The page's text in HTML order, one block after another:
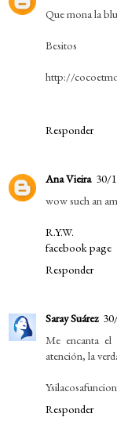
Que mona la
Besitos
http://
Responder
Ana Vieira 30/
wow such an
R.Y.W.
facebook page
Responder
Saray Suárez
Me encanta
atención, la
Responder